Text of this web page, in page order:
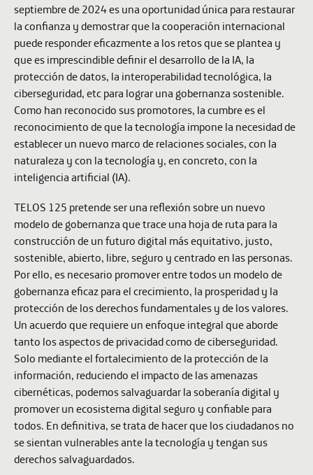
septiembre de 2024 es una oportunidad única para restaurar
la confianza y demostrar que la cooperación internacional
puede responder eficazmente a los retos que se plantea y
que es imprescindible definir el desarrollo de la IA, la
protección de datos, la interoperabilidad tecnológica, la
ciberseguridad, etc para lograr una gobernanza sostenible.
Como han reconocido sus promotores, la cumbre es el
reconocimiento de que la tecnología impone la necesidad de
establecer un nuevo marco de relaciones sociales, con la
naturaleza y con la tecnología y, en concreto, con la
inteligencia artificial (IA).
TELOS 125 pretende ser una reflexión sobre un nuevo
modelo de gobernanza que trace una hoja de ruta para la
construcción de un futuro digital más equitativo, justo,
sostenible, abierto, libre, seguro y centrado en las personas.
Por ello, es necesario promover entre todos un modelo de
gobernanza eficaz para el crecimiento, la prosperidad y la
protección de los derechos fundamentales y de los valores.
Un acuerdo que requiere un enfoque integral que aborde
tanto los aspectos de privacidad como de ciberseguridad.
Solo mediante el fortalecimiento de la protección de la
información, reduciendo el impacto de las amenazas
cibernéticas, podemos salvaguardar la soberanía digital y
promover un ecosistema digital seguro y confiable para
todos. En definitiva, se trata de hacer que los ciudadanos no
se sientan vulnerables ante la tecnología y tengan sus
derechos salvaguardados.